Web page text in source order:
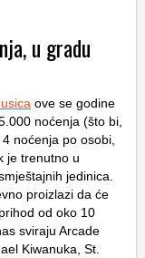
u gradu
ove se godine
noćenja (što bi,
noćenja po osobi,
je trenutno u
jedinica.
proizlazi da će
od oko 10
sviraju Arcade
Kiwanuka, St.